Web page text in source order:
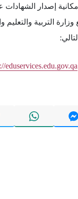
إصدار الشهادات
التربية والتعليم
eduservices.edu.gov.qa